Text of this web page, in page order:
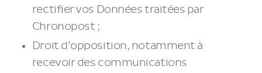
rectifier vos Données traitées par
Chronopost ;
Droit d’opposition, notamment à
recevoir des communications